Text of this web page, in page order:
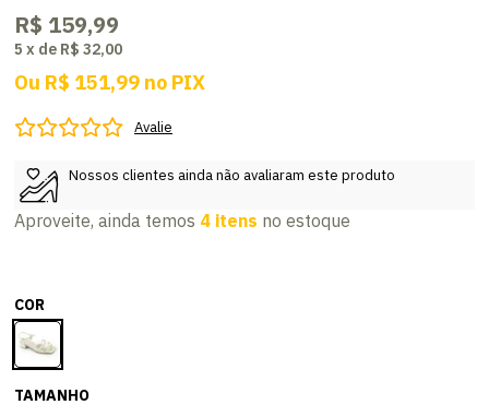
R$ 159,99
5 x de R$ 32,00
Ou R$ 151,99 no PIX
Avalie
Nossos clientes ainda não avaliaram este produto
Aproveite, ainda temos 4 itens no estoque
COR
TAMANHO